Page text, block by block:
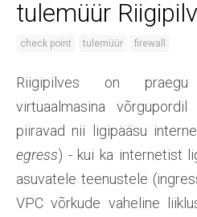
tulemüür
check point tulemüür firewall
Riigipilves on praegu
virtuaalmasina
piiravad nii ligipääsu
egress) - kui ka internetist
asuvatele teenustele
VPC võrkude vaheline